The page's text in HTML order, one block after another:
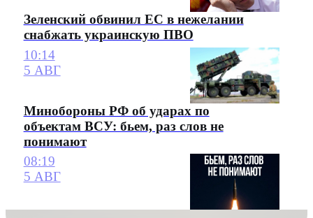
Зеленский обвинил ЕС в нежелании
снабжать украинскую ПВО
10:14
5 АВГ
Минобороны РФ об ударах по
объектам ВСУ: бьем, раз слов не
понимают
08:19
5 АВГ